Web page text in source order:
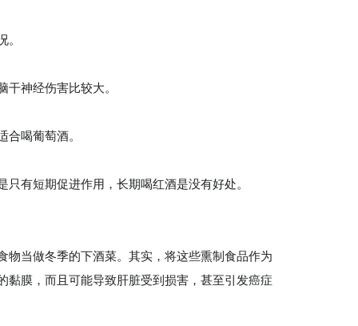
。
神经伤害比较大。
喝葡萄酒。
有短期促进作用，长期喝红酒是没有好处。
当做冬季的下酒菜。其实，将这些熏制食品作为
膜，而且可能导致肝脏受到损害，甚至引发癌症